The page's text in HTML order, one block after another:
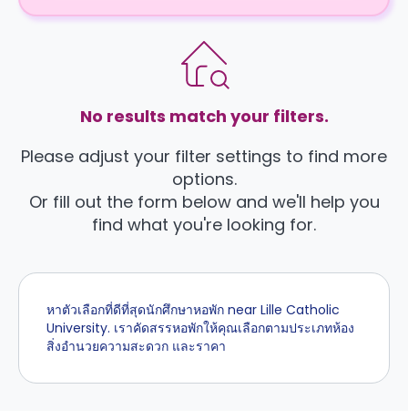
No results match your filters.
Please adjust your filter settings to find more
options.
Or fill out the form below and we'll help you
find what you're looking for.
หาตัวเลือกที่ดีที่สุดนักศึกษาหอพัก near Lille Catholic
University. เราคัดสรรหอพักให้คุณเลือกตามประเภทห้อง
สิ่งอำนวยความสะดวก และราคา